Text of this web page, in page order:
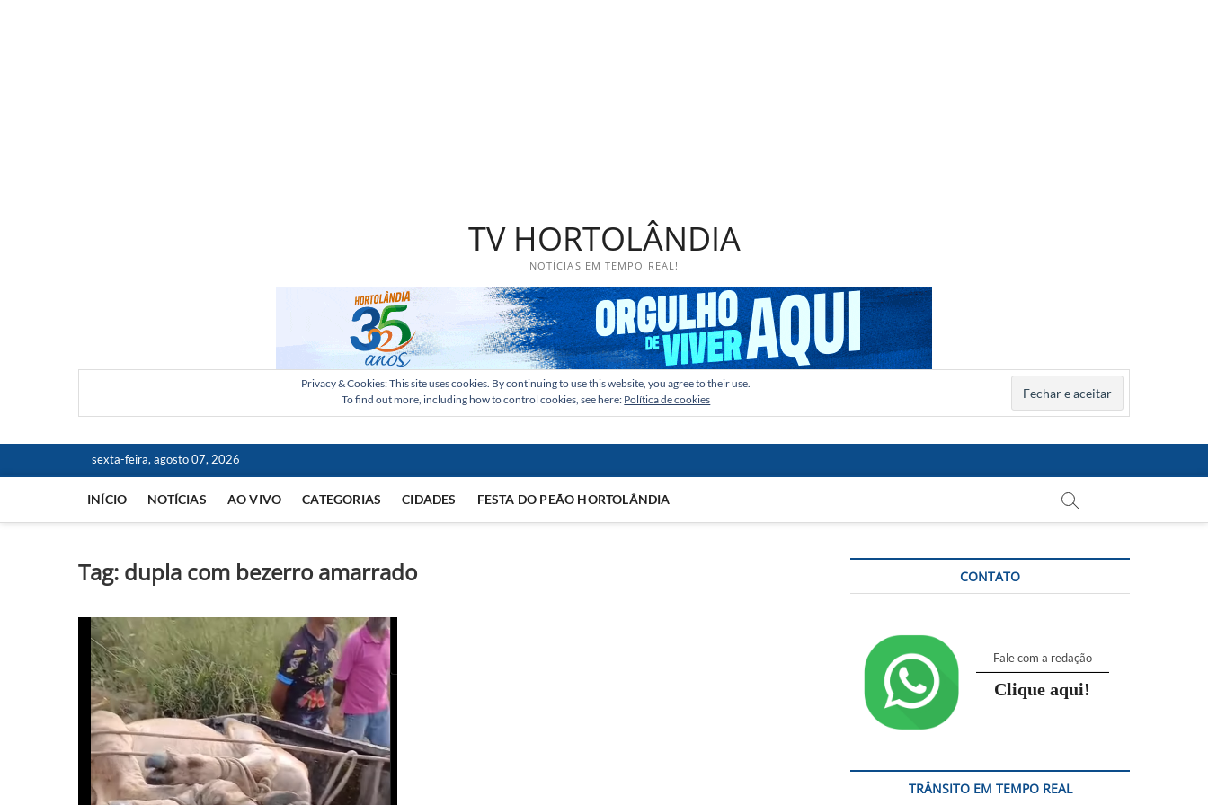
TV HORTOLÂNDIA
NOTÍCIAS EM TEMPO REAL!
Privacy & Cookies: This site uses cookies. By continuing to use this website, you agree to their use.
To find out more, including how to control cookies, see here: Política de cookies
sexta-feira, agosto 07, 2026
INÍCIO NOTÍCIAS AO VIVO CATEGORIAS CIDADES FESTA DO PEÃO HORTOLÂNDIA
Tag: dupla com bezerro amarrado CONTATO
Fale com a redação
Clique aqui!
TRÂNSITO EM TEMPO REAL